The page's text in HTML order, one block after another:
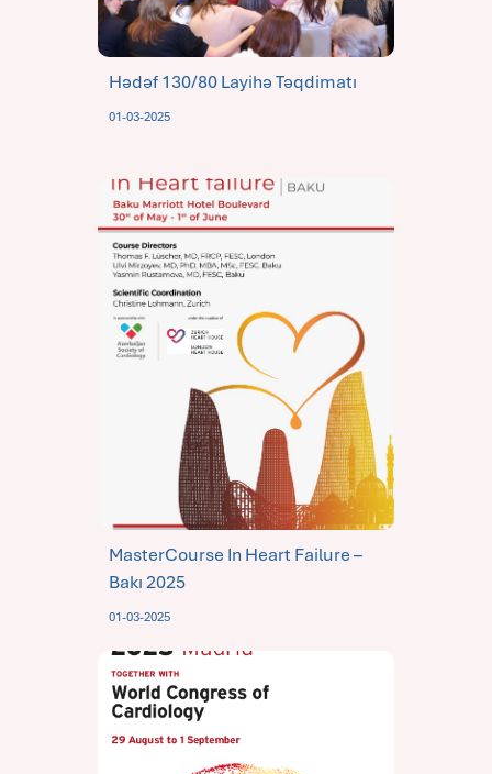
Hədəf 130/80 Layihə Təqdimatı
01-03-2025
MasterCourse In Heart Failure –
Bakı 2025
01-03-2025